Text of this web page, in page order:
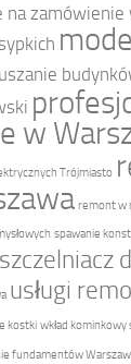
na zamówienie
w
Trójmiasto
remont w
spawanie
usługi
kostki wkład
fundamentów